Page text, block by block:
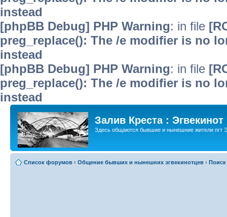
instead
[phpBB Debug] PHP Warning: in file
preg_replace(): The /e modifier is no
instead
[phpBB Debug] PHP Warning: in file
preg_replace(): The /e modifier is no
instead
Залив Креста : Эгвекинот
Здесь общаются бывшие и нынешние жители пгт
Список форумов ‹ Общение бывших и нынешних эгвекинотцев ‹ Поиск